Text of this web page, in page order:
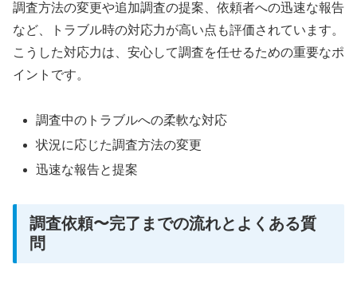
調査方法の変更や追加調査の提案、依頼者への迅速な報告
など、トラブル時の対応力が高い点も評価されています。
こうした対応力は、安心して調査を任せるための重要なポ
イントです。
調査中のトラブルへの柔軟な対応
状況に応じた調査方法の変更
迅速な報告と提案
調査依頼〜完了までの流れとよくある質
問